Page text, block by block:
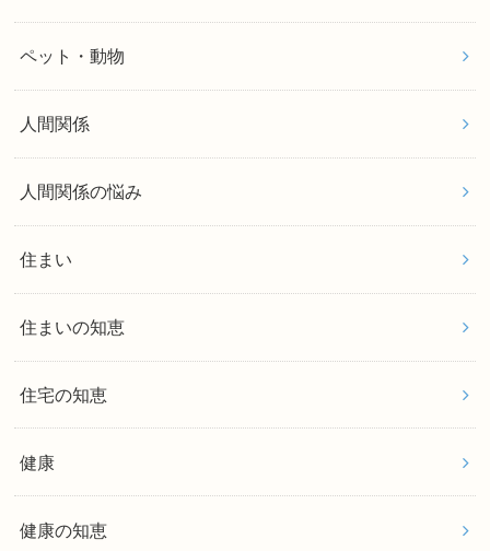
ペット・動物
人間関係
人間関係の悩み
住まい
住まいの知恵
住宅の知恵
健康
健康の知恵